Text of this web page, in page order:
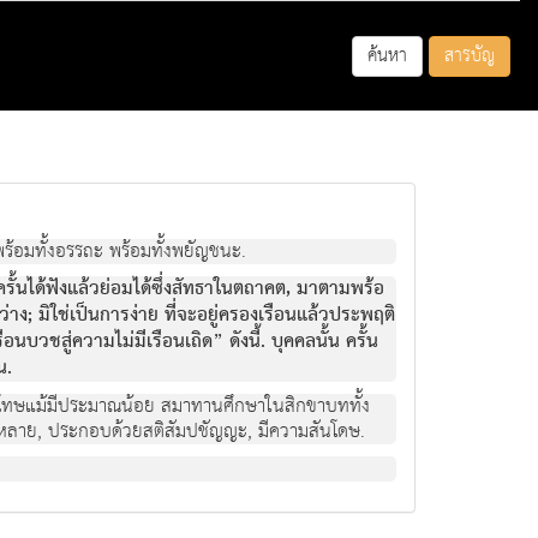
ค้นหา สารบัญ
ร้อมทั้งอรรถะ พร้อมทั้งพยัญชนะ.
นได้ฟังแล้วย่อมได้ซึ่งสัทธาในตถาคต, มาตามพร้อ
; มิใช่เป็นการง่าย ที่จะอยู่ครองเรือนแล้วประพฤติ
นบวชสู่ความไม่มีเรือนเถิด” ดังนี้. บุคคลนั้น ครั้น
.
ษแม้มีประมาณน้อย สมาทานศึกษาในสิกขาบททั้ง
ลาย, ประกอบด้วยสติสัมปชัญญะ, มีความสันโดษ.